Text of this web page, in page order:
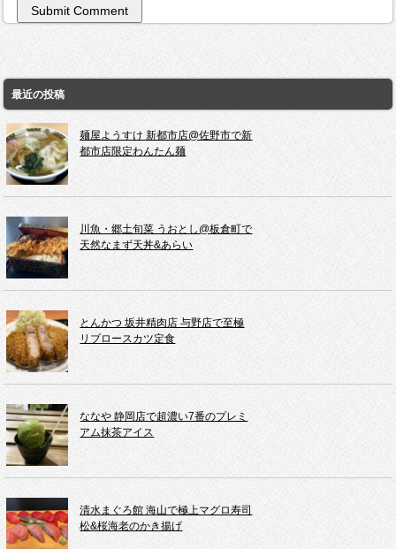
最近の投稿
麺屋ようすけ 新都市店@佐野市で新
都市店限定わんたん麺
川魚・郷土旬菜 うおとし@板倉町で
天然なまず天丼&あらい
とんかつ 坂井精肉店 与野店で至極
リブロースカツ定食
ななや 静岡店で超濃い7番のプレミ
アム抹茶アイス
清水まぐろ館 海山で極上マグロ寿司
松&桜海老のかき揚げ